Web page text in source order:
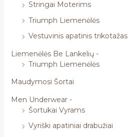
Stringai Moterims
Triumph Liemenėlės
Vestuvinis apatinis trikotažas
Liemenėlės Be Lankelių -
Triumph Liemenėlės
Maudymosi Šortai
Men Underwear -
Šortukai Vyrams
Vyriški apatiniai drabužiai